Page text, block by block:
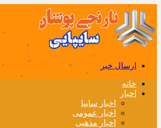
ارسال خبر
خانه
اخبار
اخبار سایپا
اخبار عمومی
اخبار مذهبی